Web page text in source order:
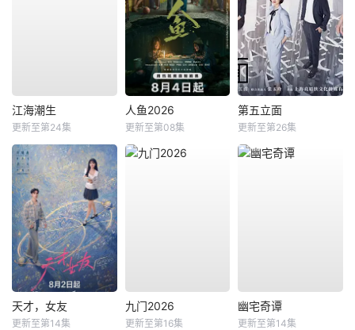
江海潮生
更新至第24集
人鱼2026
更新至第08集
第五立面
更新至第26集
天才，女友
更新至第14集
九门2026
更新至第16集
幽宅奇谭
更新至第14集